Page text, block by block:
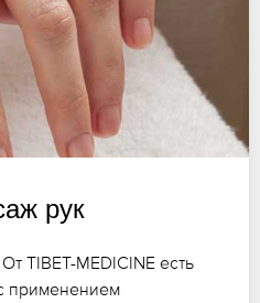
рук
TIBET-MEDICINE есть
применением